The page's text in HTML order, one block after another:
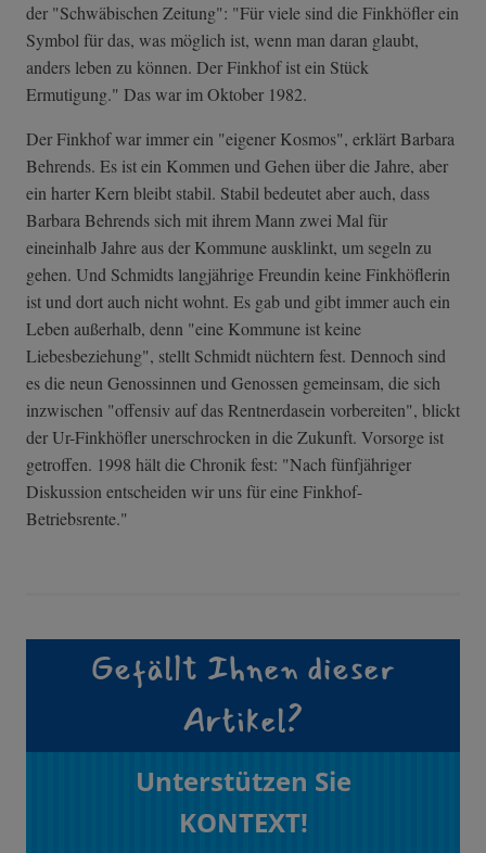
der "Schwäbischen Zeitung": "Für viele sind die Finkhöfler ein
Symbol für das, was möglich ist, wenn man daran glaubt,
anders leben zu können. Der Finkhof ist ein Stück
Ermutigung." Das war im Oktober 1982.
Der Finkhof war immer ein "eigener Kosmos", erklärt Barbara
Behrends. Es ist ein Kommen und Gehen über die Jahre, aber
ein harter Kern bleibt stabil. Stabil bedeutet aber auch, dass
Barbara Behrends sich mit ihrem Mann zwei Mal für
eineinhalb Jahre aus der Kommune ausklinkt, um segeln zu
gehen. Und Schmidts langjährige Freundin keine Finkhöflerin
ist und dort auch nicht wohnt. Es gab und gibt immer auch ein
Leben außerhalb, denn "eine Kommune ist keine
Liebesbeziehung", stellt Schmidt nüchtern fest. Dennoch sind
es die neun Genossinnen und Genossen gemeinsam, die sich
inzwischen "offensiv auf das Rentnerdasein vorbereiten", blickt
der Ur-Finkhöfler unerschrocken in die Zukunft. Vorsorge ist
getroffen. 1998 hält die Chronik fest: "Nach fünfjähriger
Diskussion entscheiden wir uns für eine Finkhof-
Betriebsrente."
Gefällt Ihnen dieser
Artikel?
Unterstützen Sie
KONTEXT!